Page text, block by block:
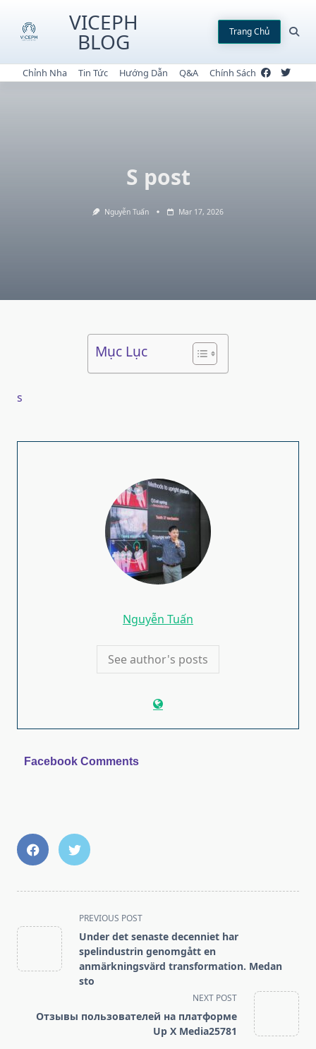
content
VICEPH
BLOG Trang Chủ
Chỉnh Nha Tin Tức Hướng Dẫn Q&A Chính Sách
S post
Nguyễn Tuấn Mar 17, 2026
Mục Lục
s
Nguyễn Tuấn
See author's posts
Facebook Comments
class="nav-
subtitle
screen-
PREVIOUS POST
Under det senaste decenniet har
spelindustrin genomgått en
anmärkningsvärd transformation. Medan
sto
NEXT POST
Отзывы пользователей на платформе
Up X Media25781